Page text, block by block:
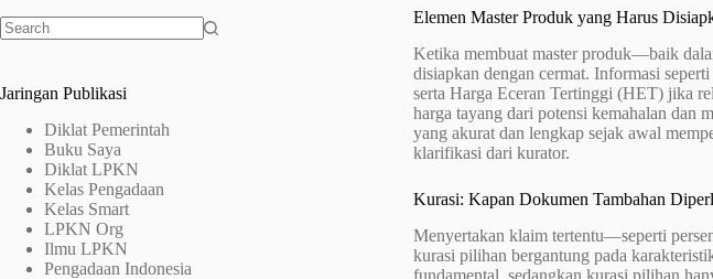
Elemen Master Produk yang Harus
Ketika membuat master produk—baik
disiapkan dengan cermat. Informasi
serta Harga Eceran Tertinggi (HET) jika
harga tayang dari potensi kemahalan dan
yang akurat dan lengkap sejak awal
klarifikasi dari kurator.
Kurasi: Kapan Dokumen Tambahan
Menyertakan klaim tertentu—seperti
kurasi pilihan bergantung pada
fundamental, sedangkan kurasi pilihan
Jaringan Publikasi
Diklat Pemerintah
Buku Saya
Diklat LPKN
Kelas Pengadaan
Kelas Smart
LPKN Org
Ilmu LPKN
Pengadaan Indonesia